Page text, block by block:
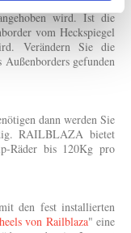
wird. Ist die
vom Heckspiegel
Verändern Sie die
gefunden
dann werden Sie
RAILBLAZA bietet
Räder bis 120Kg pro
den fest installierten
von Railblaza" eine